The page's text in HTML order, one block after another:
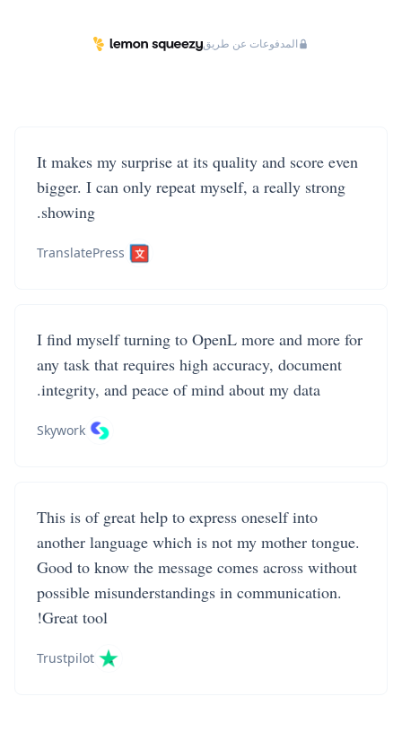
المدفوعات عن طريق
It makes my surprise at its quality and score even
bigger. I can only repeat myself, a really strong
showing.
TranslatePress
I find myself turning to OpenL more and more for
any task that requires high accuracy, document
integrity, and peace of mind about my data.
Skywork
This is of great help to express oneself into
another language which is not my mother tongue.
Good to know the message comes across without
possible misunderstandings in communication.
Great tool!
Trustpilot